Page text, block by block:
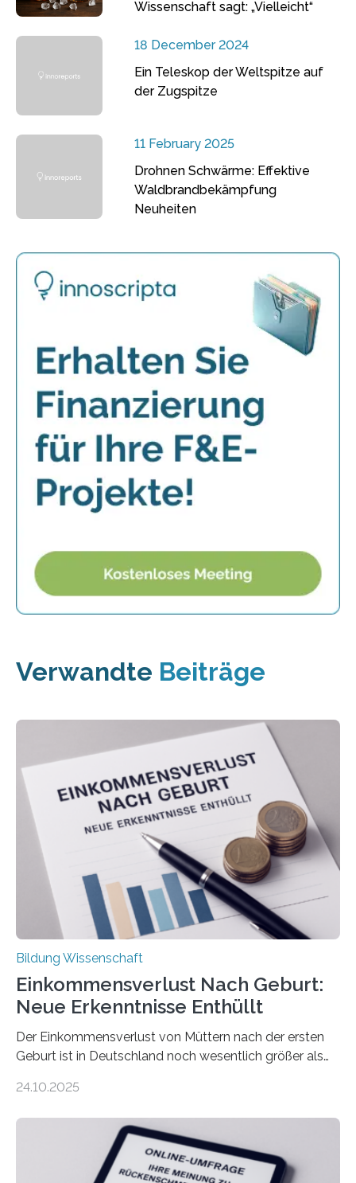
Wissenschaft sagt: „Vielleicht“
18 December 2024
Ein Teleskop der Weltspitze auf
der Zugspitze
11 February 2025
Drohnen Schwärme: Effektive
Waldbrandbekämpfung
Neuheiten
Verwandte Beiträge
Bildung Wissenschaft
Einkommensverlust Nach Geburt:
Neue Erkenntnisse Enthüllt
Der Einkommensverlust von Müttern nach der ersten
Geburt ist in Deutschland noch wesentlich größer als
nach der Geburt durchschnittlich fast 30.000 Euro
langfristigen Auswirkungen auf Karriere und die spätere
Rente. Bisherige Schätzungen lagen bei rund 20.000
Euro und damit etwa 30 Prozent zu niedrig. Zu diesem
24.10.2025